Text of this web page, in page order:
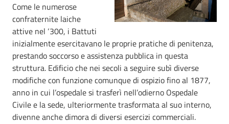
Come le numerose
confraternite laiche
attive nel ‘300, i Battuti
inizialmente esercitavano le proprie pratiche di penitenza,
prestando soccorso e assistenza pubblica in questa
struttura. Edificio che nei secoli a seguire subì diverse
modifiche con funzione comunque di ospizio fino al 1877,
anno in cui l’ospedale si trasferì nell’odierno Ospedale
Civile e la sede, ulteriormente trasformata al suo interno,
divenne anche dimora di diversi esercizi commerciali.